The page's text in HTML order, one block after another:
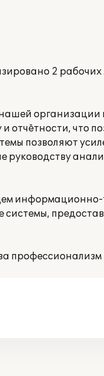
2
организации
отчётности, что
позволяют
системы,